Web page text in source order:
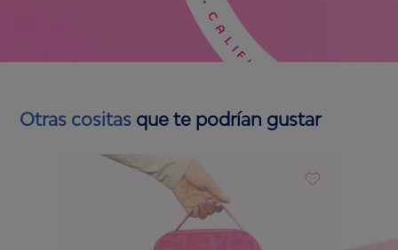
Otras cositas que te podrían gustar